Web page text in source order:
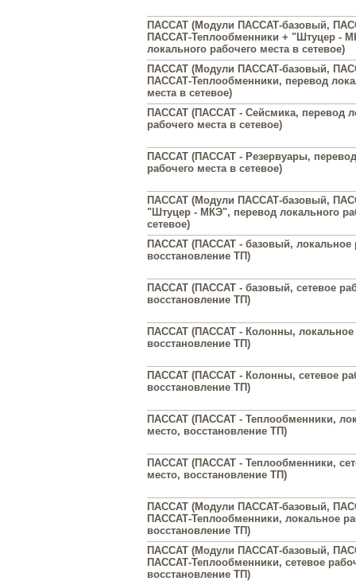
ПАССАТ (Модули ПАССАТ-базовый,
ПАССАТ-Теплообменники + "Штуцер -
локального рабочего места в сетевое)
ПАССАТ (Модули ПАССАТ-базовый,
ПАССАТ-Теплообменники, перевод
места в сетевое)
ПАССАТ (ПАССАТ - Сейсмика, перевод
рабочего места в сетевое)
ПАССАТ (ПАССАТ - Резервуары,
рабочего места в сетевое)
ПАССАТ (Модули ПАССАТ-базовый,
"Штуцер - МКЭ", перевод локального
сетевое)
ПАССАТ (ПАССАТ - базовый, локальное
восстановление ТП)
ПАССАТ (ПАССАТ - базовый, сетевое
восстановление ТП)
ПАССАТ (ПАССАТ - Колонны, локальное
восстановление ТП)
ПАССАТ (ПАССАТ - Колонны, сетевое
восстановление ТП)
ПАССАТ (ПАССАТ - Теплообменники,
место, восстановление ТП)
ПАССАТ (ПАССАТ - Теплообменники,
место, восстановление ТП)
ПАССАТ (Модули ПАССАТ-базовый,
ПАССАТ-Теплообменники, локальное
восстановление ТП)
ПАССАТ (Модули ПАССАТ-базовый,
ПАССАТ-Теплообменники, сетевое
восстановление ТП)